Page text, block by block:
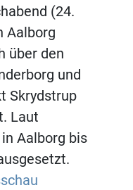
(24.
Aalborg
über den
und
Skrydstrup
Laut
Aalborg bis